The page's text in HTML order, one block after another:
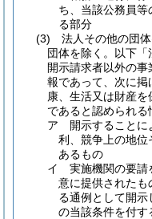
ち、当該公務員
る部分
(3)
法人その他の団体
団体を除く。以下
開示請求者以外の
報であって、次に掲
康、生活又は財産
であると認められる
ア
開示すること
利、競争上の地位
あるもの
イ
実施機関の要請
意に提供されたも
る通例として開
の当該条件を付す